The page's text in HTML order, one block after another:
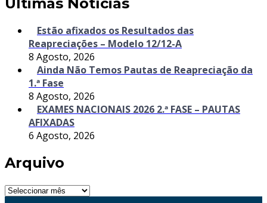
Últimas Notícias
Estão afixados os Resultados das
Reapreciações – Modelo 12/12-A
8 Agosto, 2026
Ainda Não Temos Pautas de Reapreciação da
1.ª Fase
8 Agosto, 2026
EXAMES NACIONAIS 2026 2.ª FASE – PAUTAS
AFIXADAS
6 Agosto, 2026
Arquivo
Arquivo